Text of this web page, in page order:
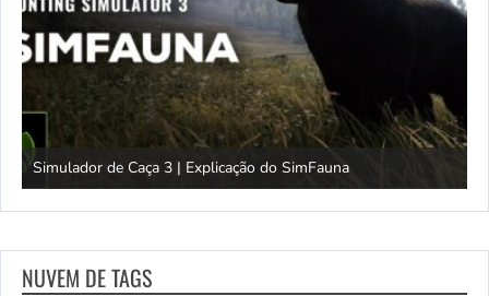
Simulador de Caça 3 | Explicação do SimFauna
NUVEM DE TAGS